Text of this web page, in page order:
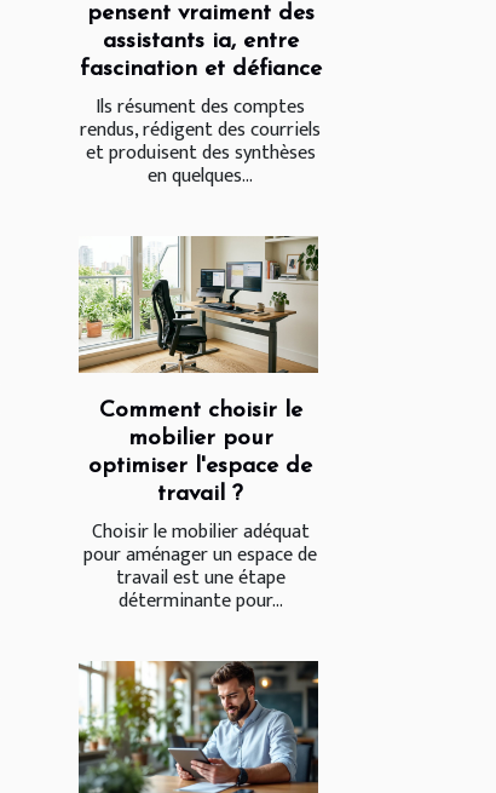
pensent vraiment des
assistants ia, entre
fascination et défiance
Ils résument des comptes
rendus, rédigent des courriels
et produisent des synthèses
en quelques...
Comment choisir le
mobilier pour
optimiser l'espace de
travail ?
Choisir le mobilier adéquat
pour aménager un espace de
travail est une étape
déterminante pour...